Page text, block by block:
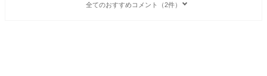
全てのおすすめコメント（2件）